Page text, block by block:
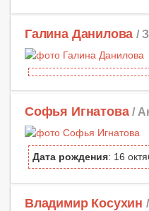
Галина Данилова /
Софья Игнатова /
Дата рождения: 16
Владимир Косухин